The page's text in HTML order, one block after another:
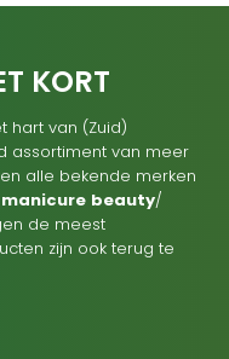
KORT
hart van (Zuid)
assortiment van meer
alle bekende merken
manicure beauty/
de meest
zijn ook terug te